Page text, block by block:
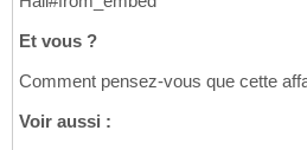
Et vous ?
Comment pensez-vous que cette
Voir aussi :